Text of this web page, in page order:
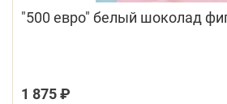
"500 евро" белый шоколад
1 875 ₽